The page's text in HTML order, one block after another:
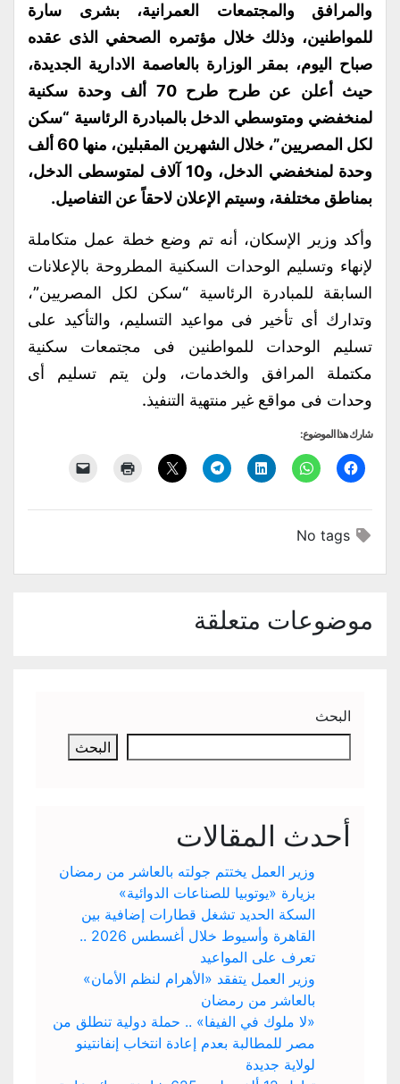
والمرافق والمجتمعات العمرانية، بشرى سارة
للمواطنين، وذلك خلال مؤتمره الصحفي الذى عقده
صباح اليوم، بمقر الوزارة بالعاصمة الادارية الجديدة،
حيث أعلن عن طرح طرح 70 ألف وحدة سكنية
لمنخفضي ومتوسطي الدخل بالمبادرة الرئاسية “سكن
لكل المصريين”، خلال الشهرين المقبلين، منها 60 ألف
وحدة لمنخفضي الدخل، و10 آلاف لمتوسطى الدخل،
بمناطق مختلفة، وسيتم الإعلان لاحقاً عن التفاصيل.
وأكد وزير الإسكان، أنه تم وضع خطة عمل متكاملة
لإنهاء وتسليم الوحدات السكنية المطروحة بالإعلانات
السابقة للمبادرة الرئاسية “سكن لكل المصريين”،
وتدارك أى تأخير فى مواعيد التسليم، والتأكيد على
تسليم الوحدات للمواطنين فى مجتمعات سكنية
مكتملة المرافق والخدمات، ولن يتم تسليم أى
وحدات فى مواقع غير منتهية التنفيذ.
شارك هذا الموضوع:
موضوعات متعلقة
البحث
البحث
أحدث المقالات
وزير العمل يختتم جولته بالعاشر من رمضان
بزيارة «يوتوبيا للصناعات الدوائية»
السكة الحديد تشغل قطارات إضافية بين
القاهرة وأسيوط خلال أغسطس 2026 ..
تعرف على المواعيد
وزير العمل يتفقد «الأهرام لنظم الأمان»
بالعاشر من رمضان
«لا ملوك في الفيفا» .. حملة دولية تنطلق من
مصر للمطالبة بعدم إعادة انتخاب إنفانتينو
لولاية جديدة